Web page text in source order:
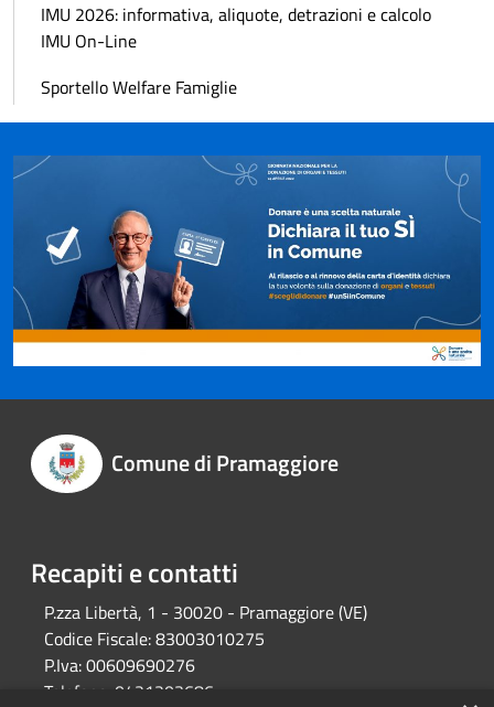
IMU 2026: informativa, aliquote, detrazioni e calcolo
IMU On-Line
Sportello Welfare Famiglie
Comune di Pramaggiore
Recapiti e contatti
P.zza Libertà, 1 - 30020 - Pramaggiore (VE)
Codice Fiscale:83003010275
P.Iva:00609690276
Telefono: 0421203686